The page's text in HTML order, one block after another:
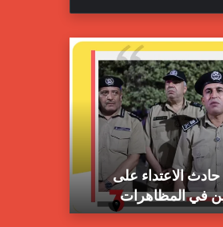
حادث الاعتداء على
في المظاهرات